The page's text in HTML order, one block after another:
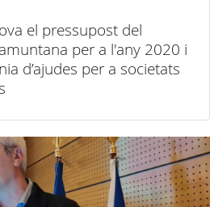
el pressupost del
per a l'any 2020 i
d’ajudes per a societats